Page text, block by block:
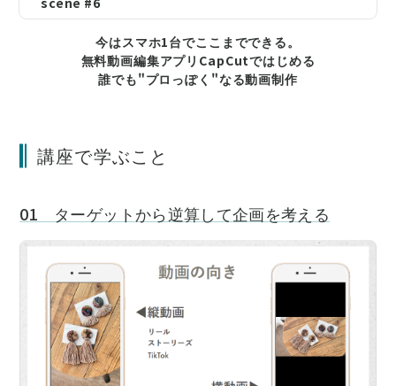
今はスマホ1台でここまでできる。
無料動画編集アプリCapCutではじめる
誰でも"プロっぽく"なる動画制作
講座で学ぶこと
01 ターゲットから逆算して企画を考える